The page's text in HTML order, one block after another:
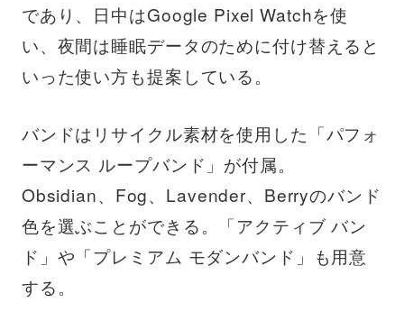
であり、日中はGoogle Pixel Watchを使
い、夜間は睡眠データのために付け替えると
いった使い方も提案している。
バンドはリサイクル素材を使用した「パフォ
ーマンス ループバンド」が付属。
Obsidian、Fog、Lavender、Berryのバンド
色を選ぶことができる。「アクティブ バン
ド」や「プレミアム モダンバンド」も用意
する。